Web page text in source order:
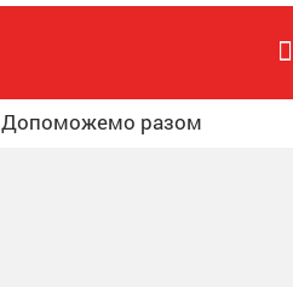
Допоможемо разом